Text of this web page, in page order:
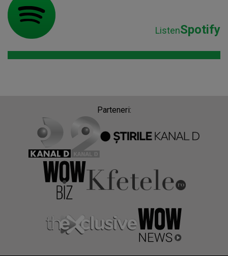
ListenSpotify
Parteneri: